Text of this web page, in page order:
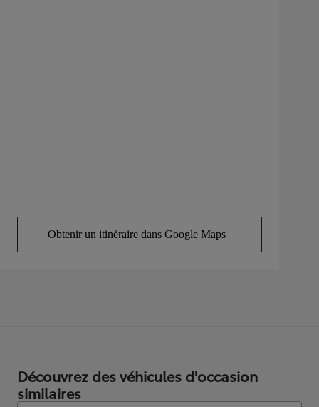
Obtenir un itinéraire dans Google Maps
(Opens in new tab)
Découvrez des véhicules d'occasion
similaires